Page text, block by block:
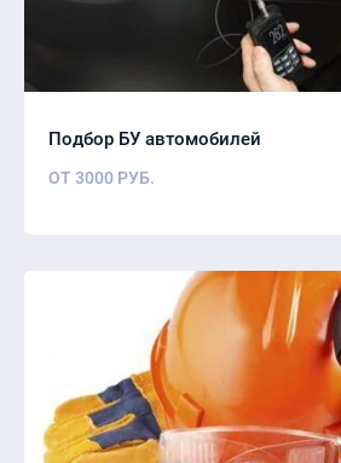
Подбор БУ автомобилей
ОТ 3000 РУБ.